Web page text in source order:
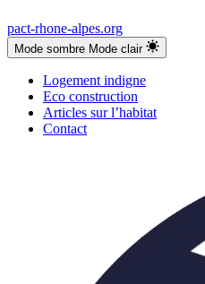
pact-rhone-alpes.org
Mode sombre Mode clair
Logement indigne
Eco construction
Articles sur l’habitat
Contact